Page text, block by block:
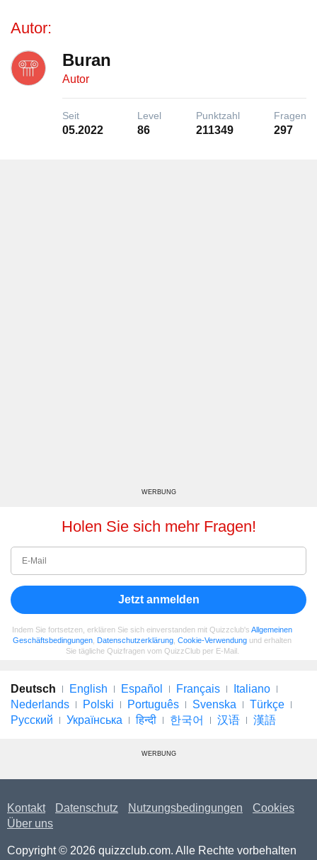
Autor:
Buran
Autor
Seit
05.2022
Level
86
Punktzahl
211349
Fragen
297
WERBUNG
Holen Sie sich mehr Fragen!
Jetzt anmelden
Indem Sie fortsetzen, erklären Sie sich einverstanden mit Quizzclub's Allgemeinen
Geschäftsbedingungen Datenschutzerklärung Cookie-Verwendung und erhalten
Sie tägliche Quizfragen vom QuizzClub per E-Mail.
Deutsch English Español Français
Italiano
Nederlands
Polski Português Svenska
Türkçe
Русский
Українська हिन्दी 한국어 汉语 漢語
WERBUNG
Kontakt Datenschutz Nutzungsbedingungen
Cookies
Über uns
Copyright © 2026 quizzclub.com. Alle Rechte vorbehalten